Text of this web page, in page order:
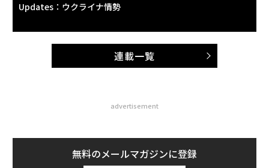
Updates：ウクライナ情勢
連載一覧
advertisement
無料のメールマガジンに登録